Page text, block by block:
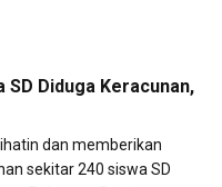
SD Diduga Keracunan,
dan memberikan
sekitar 240 siswa SD